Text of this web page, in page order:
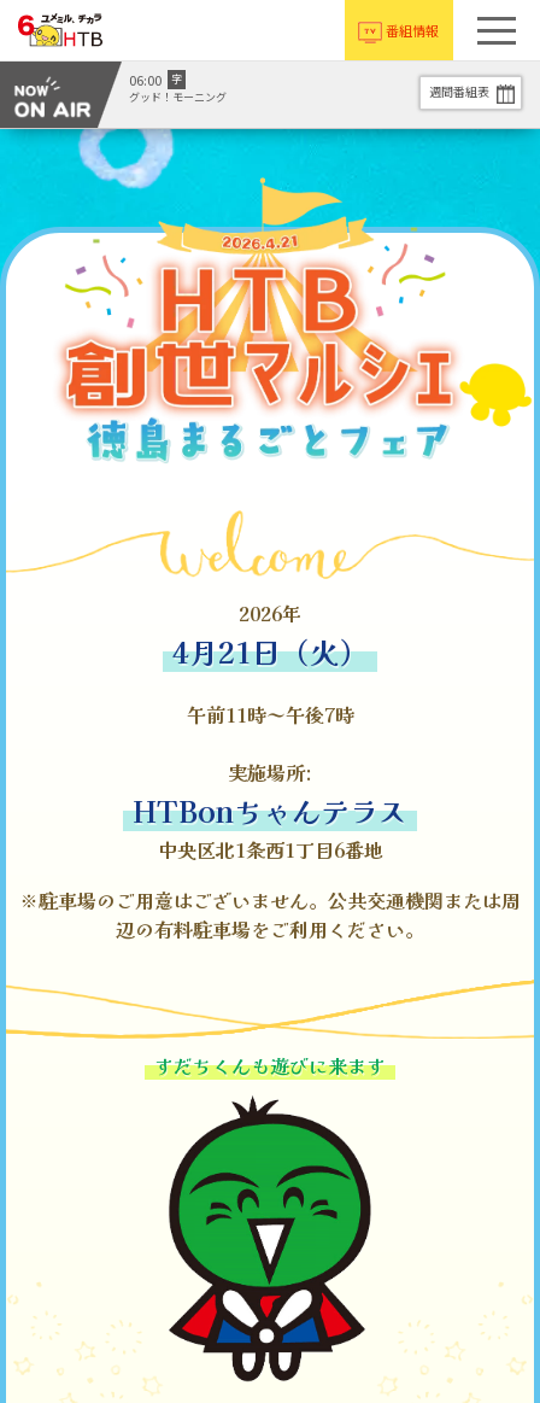
番組情報
06:00
字
グッド！モーニング
週間番組表
2026年
4月21日（火）
午前11時～午後7時
実施場所:
HTBonちゃんテラス
中央区北1条西1丁目6番地
※駐車場のご用意はございません。公共交通機関または周
辺の有料駐車場をご利用ください。
すだちくんも遊びに来ます